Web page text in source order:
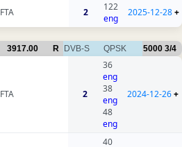
FTA 2
122
eng
2025-12-28+
3917.00 R DVB-S QPSK 5000 3/4
FTA 2
36
eng
38
eng
48
eng
2024-12-26+
40